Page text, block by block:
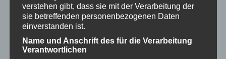
verstehen gibt, dass sie mit der Verarbeitung der
sie betreffenden personenbezogenen Daten
einverstanden ist.
Name und Anschrift des für die Verarbeitung
Verantwortlichen